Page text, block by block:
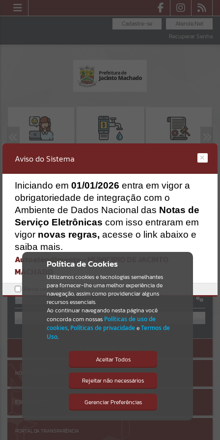
Atende.Net
Cadastre-se
Recuperar Senha
OUVIDORIA
Resultados para""
Portais
Por favor, aguarde...
NOTÍCIAS
Por favor, aguarde...
Por favor, aguarde...
AUTOATENDIMENTO
OU
Cadastre-se |Recuperar Senha
NOTA FISCAL ELETRÔNICA
ESCRITA FISCAL
PORTAL DA TRANSPARÊNCIA
Política de Cookies
Utilizamos cookies e tecnologias semelhantes
para fornecer-lhe uma melhor experiência de
navegação, assim como providenciar alguns
recursos essenciais.
Ao continuar navegando nesta página você
concorda com nossas Políticas de uso de
cookies, Políticas de privacidadeeTermos de
Uso.
Aceitar Todos
Rejeitar não necessários
Gerenciar Preferências
Isto significa que diversos recursos
providenciados poderão não estar
Aviso do Sistema
Iniciando em 01/01/2026 entra em vigor a
obrigatoriedade de integração com o
Ambiente de Dados Nacional das Notas de
Serviço Eletrônicas com isso entraram em
vigor novas regras, acesse o link abaixo e
saiba mais.
Autoatendimento - MUNICIPIO DE JACINTO
MACHADO
Marcar como lido.
SISTEMA
Gerenciamento do Sistema
CÓDIGO DA MENSAGEM:EST-000040
Ocorreu um erro de script:
Uncaught SyntaxError: Unexpected token '('
https://jacintomachado.atende.net/cidadao/pagina/static/bundle/w
po_index_2_base_l2_portal_editores_sync_8561ff93b515c0349ff614
bbf6749b96.js?v=080a47ac:47
Verificar Mais Detalhes